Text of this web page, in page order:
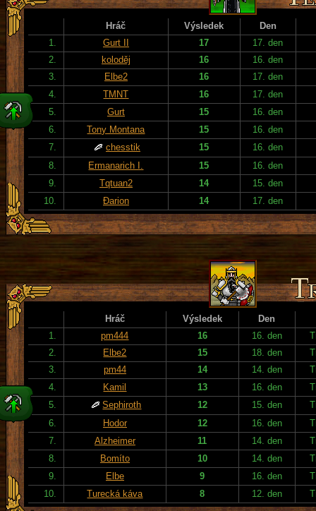
Hráč Výsledek
Den
1.
Gurt II 17
17. den
2.
koloděj 16
16. den
3.
Elbe2 16
17. den
4.
TMNT 16
17. den
5.
Gurt 15
16. den
6.
Tony Montana 15
16. den
7.
chesstik 15
16. den
8.
Ermanarich I. 15
16. den
9.
Tqtuan2 14
15. den
10.
Đarion 14 17. den
Hráč Výsledek
Den
1.
pm444 16 16. den
2.
Elbe2 15 18. den
3.
pm44 14 14. den
4.
Kamil 13 16. den
5.
Sephiroth 12 15. den
6.
Hodor 12 16. den
7.
Alzheimer 11 14. den
8.
Bomíto 10 14. den
9.
Elbe 9 16. den
10.
Turecká káva 8 12. den